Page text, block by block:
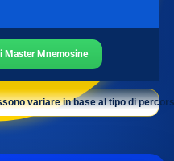
Master Mnemosine
variare in base al tipo di